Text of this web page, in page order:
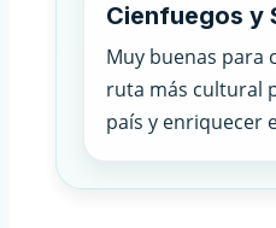
Cienfuegos y
Muy buenas para
ruta más cultural
país y enriquecer